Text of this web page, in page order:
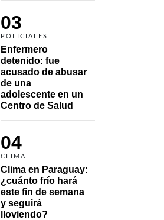
03
POLICIALES
Enfermero
detenido: fue
acusado de abusar
de una
adolescente en un
Centro de Salud
04
CLIMA
Clima en Paraguay:
¿cuánto frío hará
este fin de semana
y seguirá
lloviendo?